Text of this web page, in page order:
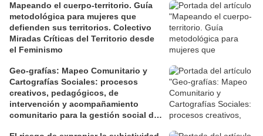
Mapeando el cuerpo-territorio. Guía
metodológica para mujeres que
defienden sus territorios. Colectivo
Miradas Críticas del Territorio desde
el Feminismo
Geo-grafías: Mapeo Comunitario y
Cartografías Sociales: procesos
creativos, pedagógicos, de
intervención y acompañamiento
comunitario para la gestión social de